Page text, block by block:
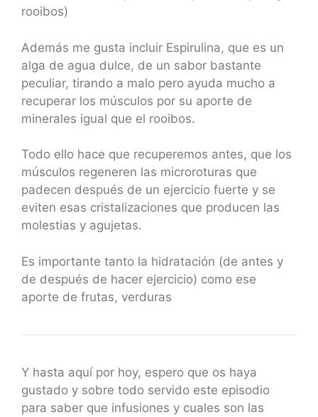
rooibos)
Además me gusta incluir Espirulina, que es un
alga de agua dulce, de un sabor bastante
peculiar, tirando a malo pero ayuda mucho a
recuperar los músculos por su aporte de
minerales igual que el rooibos.
Todo ello hace que recuperemos antes, que los
músculos regeneren las microroturas que
padecen después de un ejercicio fuerte y se
eviten esas cristalizaciones que producen las
molestias y agujetas.
Es importante tanto la hidratación (de antes y
de después de hacer ejercicio) como ese
aporte de frutas, verduras
Y hasta aquí por hoy, espero que os haya
gustado y sobre todo servido este episodio
para saber que infusiones y cuales son las